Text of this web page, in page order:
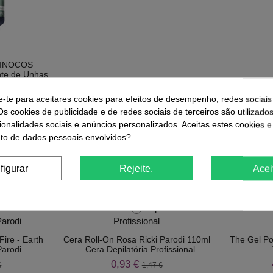
de Unhas
Comprar
Compraram Este Produto Também
- Earth
Cera Roll-On Rosa Ricki Parodi 110ml
– Cera Depilatória Profissional
0,93 €1,47 €
The Gel
te para aceitares cookies para efeitos de desempenho, redes sociais
cookies de publicidade e de redes sociais de terceiros são
sociais e anúncios personalizados. Aceitas estes cookies
de dados pessoais envolvidos?
Rejeite.